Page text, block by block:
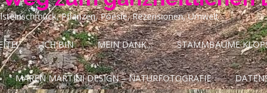
Pflanzen, Poesie, Rezensionen, Umwelt
ICH BIN MEIN DANK… STAMMBÄUME
MAREN MARTINI DESIGN – NATURFOTOGRAFIE